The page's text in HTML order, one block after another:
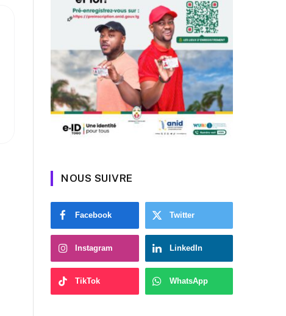
NOUS SUIVRE
Facebook Twitter
Instagram LinkedIn
TikTok WhatsApp